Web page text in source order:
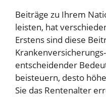
Beiträge zu Ihrem
leisten, hat
Erstens sind diese
entscheidender
beisteuern, desto
Sie das Rentenalter